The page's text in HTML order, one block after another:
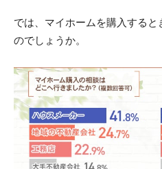
では、マイホームを購入する
のでしょうか。